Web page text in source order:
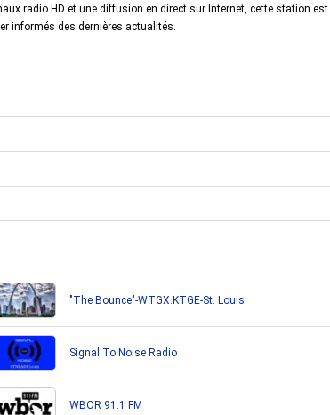
radio HD et une diffusion en direct sur Internet, cette station est
informés des dernières actualités.
"The Bounce"-WTGX.KTGE-St. Louis
Signal To Noise Radio
WBOR 91.1 FM